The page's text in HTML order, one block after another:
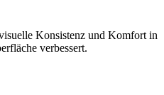
Konsistenz und Komfort in
verbessert.